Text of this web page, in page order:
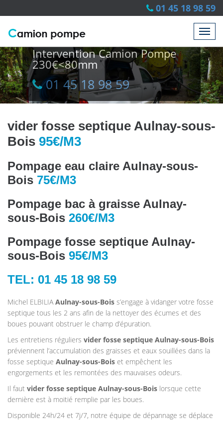
01 45 18 98 59
Intervention Camion Pompe
230€<80mm
01 45 18 98 59
01 45 18 98 59
vider fosse septique Aulnay-sous-
Bois 95€/M3
Pompage eau claire Aulnay-sous-
Bois 75€/M3
Pompage bac à graisse Aulnay-
sous-Bois 260€/M3
Pompage fosse septique Aulnay-
sous-Bois 95€/M3
TEL: 01 45 18 98 59
Michel ELBILIAAulnay-sous-Bois s’engage à vidanger votre fosse
septique tous les 2 ans afin de la nettoyer des écumes et des
boues pouvant obstruer le champ d’épuration.
Les entretiens réguliers vider fosse septique Aulnay-sous-Bois
préviennent l’accumulation des graisses et eaux souillées dans la
fosse septique Aulnay-sous-Bois et empêchent les
engorgements et les remontées des mauvaises odeurs.
Il faut vider fosse septique Aulnay-sous-Bois lorsque cette
dernière est à moitié remplie par les boues.
Disponible 24h/24 et 7j/7, notre équipe de dépannage se déplace